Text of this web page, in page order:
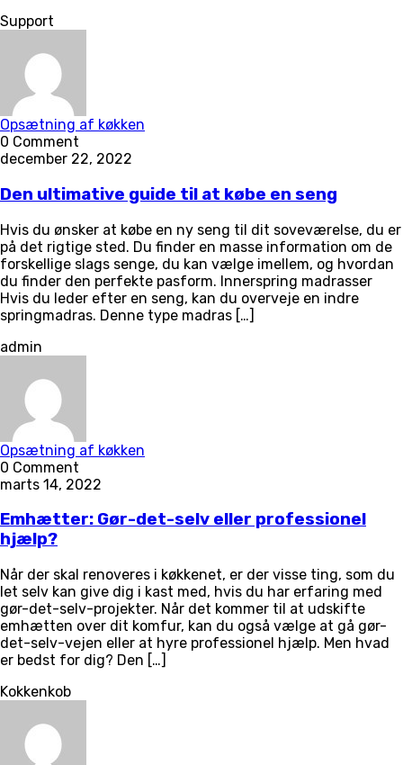
Support
Opsætning af køkken
0 Comment
december 22, 2022
Den ultimative guide til at købe en seng
Hvis du ønsker at købe en ny seng til dit soveværelse, du er
på det rigtige sted. Du finder en masse information om de
forskellige slags senge, du kan vælge imellem, og hvordan
du finder den perfekte pasform. Innerspring madrasser
Hvis du leder efter en seng, kan du overveje en indre
springmadras. Denne type madras […]
admin
Opsætning af køkken
0 Comment
marts 14, 2022
Emhætter: Gør-det-selv eller professionel
hjælp?
Når der skal renoveres i køkkenet, er der visse ting, som du
let selv kan give dig i kast med, hvis du har erfaring med
gør-det-selv-projekter. Når det kommer til at udskifte
emhætten over dit komfur, kan du også vælge at gå gør-
det-selv-vejen eller at hyre professionel hjælp. Men hvad
er bedst for dig? Den […]
Kokkenkob